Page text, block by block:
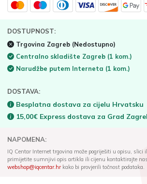
DOSTUPNOST:
Trgovina Zagreb (Nedostupno)
Centralno skladište Zagreb (1 kom.)
Narudžbe putem Interneta (1 kom.)
DOSTAVA:
Besplatna dostava za cijelu Hrvatsku
15,00€ Express dostava za Grad
NAPOMENA:
IQ Centar Internet trgovina može pogriješiti u opisu, slici
primijetite sumnjivi opis artikla ili cijenu kontaktirajte
webshop@iqcentar.hrkako bi provjerili točnost podataka.